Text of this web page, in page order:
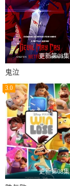
更新第08集
鬼泣
3.0
更新第08集